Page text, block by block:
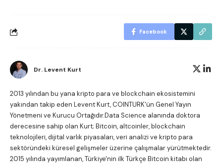
Facebook
Dr. Levent Kurt
2013 yılından bu yana kripto para ve blockchain ekosistemini
yakından takip eden Levent Kurt, COINTURK'ün Genel Yayın
Yönetmeni ve Kurucu Ortağıdır.Data Science alanında doktora
derecesine sahip olan Kurt; Bitcoin, altcoinler, blockchain
teknolojileri, dijital varlık piyasaları, veri analizi ve kripto para
sektöründeki küresel gelişmeler üzerine çalışmalar yürütmektedir.
2015 yılında yayımlanan, Türkiye'nin ilk Türkçe Bitcoin kitabı olan